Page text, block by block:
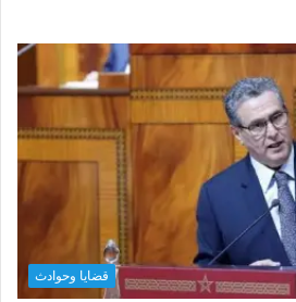
قضايا وحوادث